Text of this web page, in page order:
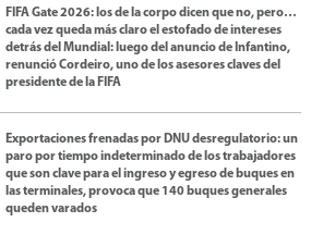
FIFA Gate 2026: los de la corpo dicen que no, pero…
cada vez queda más claro el estofado de intereses
detrás del Mundial: luego del anuncio de Infantino,
renunció Cordeiro, uno de los asesores claves del
presidente de la FIFA
Exportaciones frenadas por DNU desregulatorio: un
paro por tiempo indeterminado de los trabajadores
que son clave para el ingreso y egreso de buques en
las terminales, provoca que 140 buques generales
queden varados